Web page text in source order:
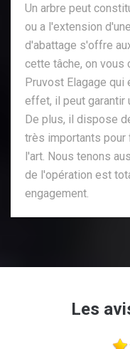
Un arbre peut
ou a l'extension
d'abattage s'offre
cette tâche, on vous
Pruvost Elagage qui
effet, il peut garantir
De plus, il dispose
très importants
l'art. Nous tenons
de l'opération est
engagement.
Les